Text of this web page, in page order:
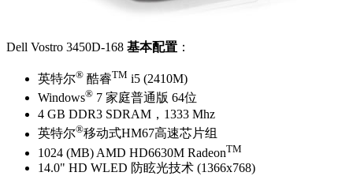
Dell Vostro 3450D-168 基本配置 ：
英特尔® 酷睿TM i5 (2410M)
Windows® 7 家庭普通版 64位
4 GB DDR3 SDRAM，1333 Mhz
英特尔®移动式HM67高速芯片组
1024 (MB) AMD HD6630M RadeonTM
14.0" HD WLED 防眩光技术 (1366x768)